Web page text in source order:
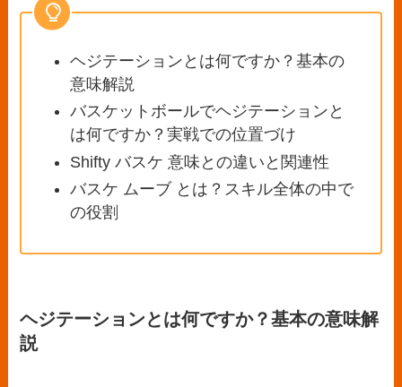
ヘジテーションとは何ですか？基本の
意味解説
バスケットボールでヘジテーションと
は何ですか？実戦での位置づけ
Shifty バスケ 意味との違いと関連性
バスケ ムーブ とは？スキル全体の中で
の役割
ヘジテーションとは何ですか？基本の意味解
説